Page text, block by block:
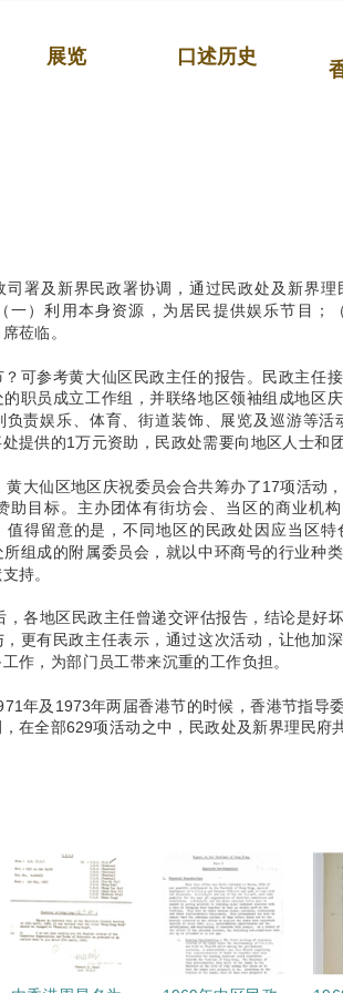
展览 口述历史
司署及新界民政署协调，通过民政处及新界
一）利用本身资源，为居民提供娱乐节目；
莅临。
可参考黄大仙区民政主任的报告。民政主任
的职员成立工作组，并联络地区领袖组成地区
负责娱乐、体育、街道装饰、展览及巡游等
提供的1万元资助，民政处需要向地区人士和
黄大仙区地区庆祝委员会合共筹办了17项活动
助目标。主办团体有街坊会、当区的商业机
值得留意的是，不同地区的民政处因应当区
所组成的附属委员会，就以中环商号的行业
持。
，各地区民政主任曾递交评估报告，结论是好
更有民政主任表示，通过这次活动，让他加
作，为部门员工带来沉重的工作负担。
年及1973年两届香港节的时候，香港节指导
在全部629项活动之中，民政处及新界理民府